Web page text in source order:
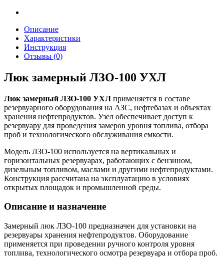
Описание
Характеристики
Инструкция
Отзывы (0)
Люк замерный ЛЗО-100 УХЛ
Люк замерный ЛЗО-100 УХЛ применяется в составе
резервуарного оборудования на АЗС, нефтебазах и объектах
хранения нефтепродуктов. Узел обеспечивает доступ к
резервуару для проведения замеров уровня топлива, отбора
проб и технологического обслуживания емкости.
Модель ЛЗО-100 используется на вертикальных и
горизонтальных резервуарах, работающих с бензином,
дизельным топливом, маслами и другими нефтепродуктами.
Конструкция рассчитана на эксплуатацию в условиях
открытых площадок и промышленной среды.
Описание и назначение
Замерный люк ЛЗО-100 предназначен для установки на
резервуары хранения нефтепродуктов. Оборудование
применяется при проведении ручного контроля уровня
топлива, технологического осмотра резервуара и отбора проб.